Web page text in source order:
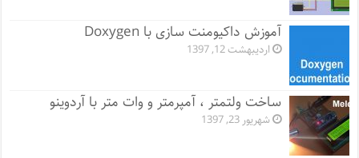
آموزش داکیومنت سازی با Doxygen
اردیبهشت 12, 1397
ساخت ولتمتر ، آمپرمتر و وات متر با آردوینو
شهریور 23, 1397